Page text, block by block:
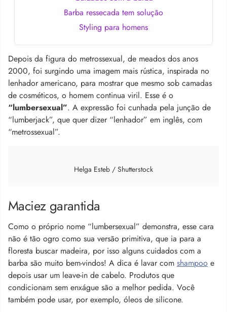
Barba ressecada tem solução
Styling para homens
Depois da figura do metrossexual, de meados dos anos
2000, foi surgindo uma imagem mais rústica, inspirada no
lenhador americano, para mostrar que mesmo sob camadas
de cosméticos, o homem continua viril. Esse é o
“lumbersexual”. A expressão foi cunhada pela junção de
“lumberjack”, que quer dizer “lenhador” em inglês, com
“metrossexual”.
Helga Esteb / Shutterstock
Maciez garantida
Como o próprio nome “lumbersexual” demonstra, esse cara
não é tão ogro como sua versão primitiva, que ia para a
floresta buscar madeira, por isso alguns cuidados com a
barba são muito bem-vindos! A dica é lavar com shampoo e
depois usar um leave-in de cabelo. Produtos que
condicionam sem enxágue são a melhor pedida. Você
também pode usar, por exemplo, óleos de silicone.